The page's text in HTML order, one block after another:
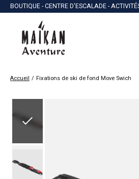
BOUTIQUE - CENTRE D'ESCALADE -
Accueil / Fixations de ski de fond Move Swich